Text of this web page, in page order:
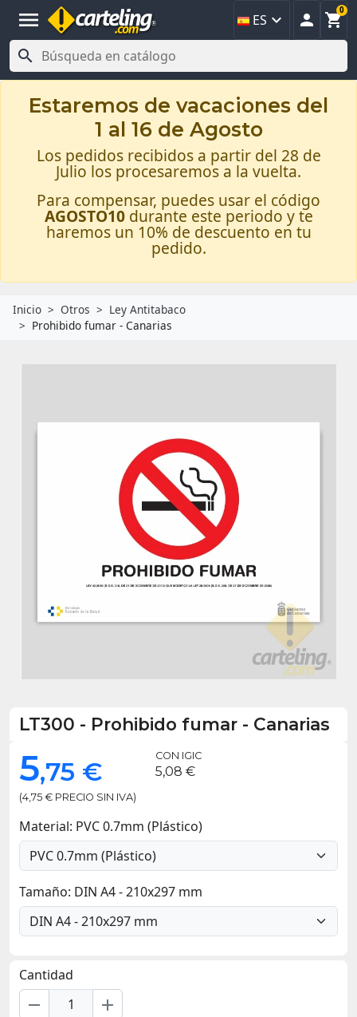
menu ES   
0

Estaremos de vacaciones del
1 al 16 de Agosto
Los pedidos recibidos a partir del 28 de
Julio los procesaremos a la vuelta.
Para compensar, puedes usar el código
AGOSTO10 durante este periodo y te
haremos un 10% de descuento en tu
pedido.
Inicio Otros
Ley Antitabaco
Prohibido fumar - Canarias
LT300 - Prohibido fumar - Canarias
5,75 €
(4,75 € PRECIO SIN IVA)
CON IGIC
5,08 €
Material: PVC 0.7mm (Plástico)
Tamaño: DIN A4 - 210x297 mm
Cantidad
remove add